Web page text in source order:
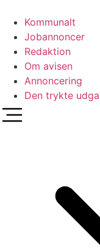
indhold
Kommunalt
Jobannoncer
Redaktion
Om avisen
Annoncering
Den trykte